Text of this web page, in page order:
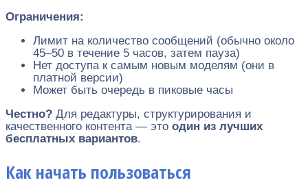
Ограничения:
Лимит на количество сообщений (обычно около
45–50 в течение 5 часов, затем пауза)
Нет доступа к самым новым моделям (они в
платной версии)
Может быть очередь в пиковые часы
Честно? Для редактуры, структурирования и
качественного контента — это один из лучших
бесплатных вариантов.
Как начать пользоваться